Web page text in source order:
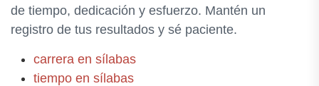
de tiempo, dedicación y esfuerzo. Mantén un
registro de tus resultados y sé paciente.
carrera en sílabas
tiempo en sílabas